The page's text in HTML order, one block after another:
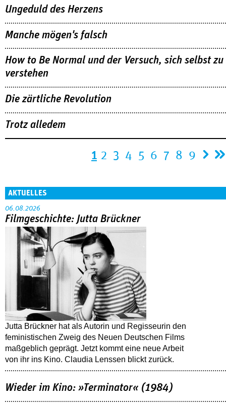
Ungeduld des Herzens
Manche mögen's falsch
How to Be Normal und der Versuch, sich selbst zu
verstehen
Die zärtliche Revolution
Trotz alledem
1 2 3 4 5 6 7 8 9
AKTUELLES
06.08.2026
Filmgeschichte: Jutta Brückner
Jutta Brückner hat als Autorin und Regisseurin den
feministischen Zweig des Neuen Deutschen Films
maßgeblich geprägt. Jetzt kommt eine neue Arbeit
von ihr ins Kino. Claudia Lenssen blickt zurück.
Wieder im Kino: »Terminator« (1984)